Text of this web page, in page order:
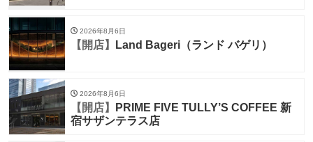
2026年8月6日
【開店】 Land Bageri（ランド バゲリ）
2026年8月6日
【開店】
PRIME FIVE TULLY’S COFFEE 新
宿サザンテラス店